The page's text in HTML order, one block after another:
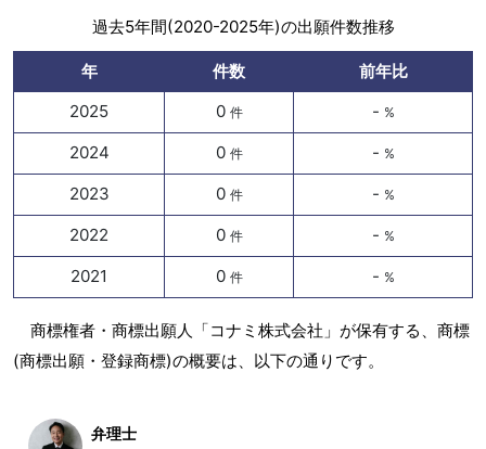
過去5年間(2020-2025年)の出願件数推移
年 件数
前年比
2025
0 件 - %
2024 0 件 - %
2023 0 件 - %
2022 0 件 - %
2021 0 件 - %
商標権者・商標出願人「コナミ株式会社」が保有する、商標
(商標出願・登録商標)の概要は、以下の通りです。
弁理士